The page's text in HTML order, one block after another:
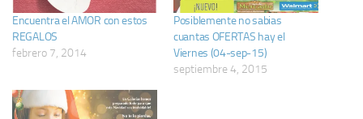
Encuentra el AMOR con estos
REGALOS
febrero 7, 2014
Posiblemente no sabias
cuantas OFERTAS hay el
Viernes (04-sep-15)
septiembre 4, 2015